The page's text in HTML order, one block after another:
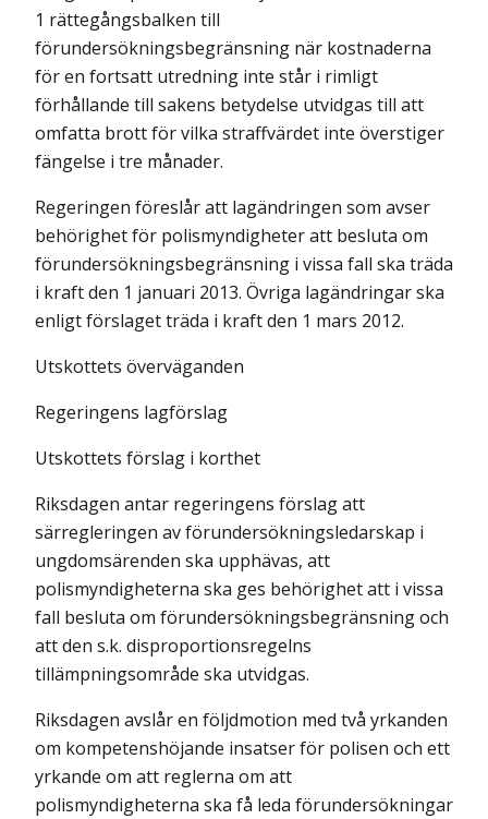
1 rättegångsbalken till
förundersökningsbegränsning när kostnaderna
för en fortsatt utredning inte står i rimligt
förhållande till sakens betydelse utvidgas till att
omfatta brott för vilka straffvärdet inte överstiger
fängelse i tre månader.
Regeringen föreslår att lagändringen som avser
behörighet för polismyndigheter att besluta om
förundersökningsbegränsning i vissa fall ska träda
i kraft den 1 januari 2013. Övriga lagändringar ska
enligt förslaget träda i kraft den 1 mars 2012.
Utskottets överväganden
Regeringens lagförslag
Utskottets förslag i korthet
Riksdagen antar regeringens förslag att
särregleringen av förundersökningsledarskap i
ungdomsärenden ska upphävas, att
polismyndigheterna ska ges behörighet att i vissa
fall besluta om förundersökningsbegränsning och
att den s.k. disproportionsregelns
tillämpningsområde ska utvidgas.
Riksdagen avslår en följdmotion med två yrkanden
om kompetenshöjande insatser för polisen och ett
yrkande om att reglerna om att
polismyndigheterna ska få leda förundersökningar